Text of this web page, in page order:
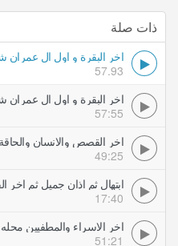
ذات صلة
اخر البقرة و اول ال
57.93
اخر البقرة و اول ال
57:55
49:25
17:40
51:21